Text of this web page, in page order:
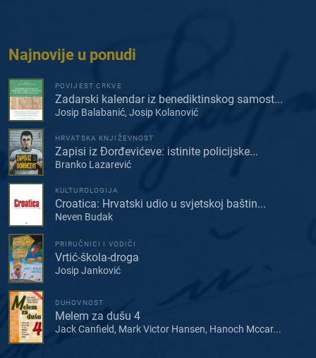
Najnovije u ponudi
POVIJEST CRKVE
Zadarski kalendar iz benediktinskog samost...
Josip Balabanić, Josip Kolanović
HRVATSKA KNJIŽEVNOST
Zapisi iz Đorđevićeve: istinite policijske...
Branko Lazarević
KULTUROLOGIJA
Croatica: Hrvatski udio u svjetskoj baštin...
Neven Budak
PRIRUČNICI I VODIČI
Vrtić-škola-droga
Josip Janković
DUHOVNOST
Melem za dušu 4
Jack Canfield, Mark Victor Hansen, Hanoch Mccar...